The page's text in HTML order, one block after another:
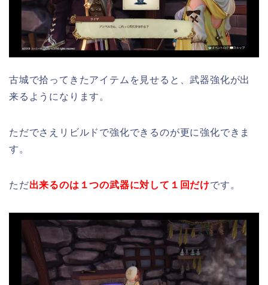
古城で拾ってきたアイテムを見せると、武器強化が出
来るようになります。
ただでさえリビルドで強化できるのが更に強化できま
す。
ただ出来るのは１つの武器に対して１回だけです。